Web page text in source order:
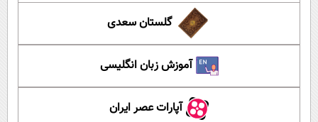
گلستان سعدی
آموزش زبان انگلیسی
آپارات عصر ایران